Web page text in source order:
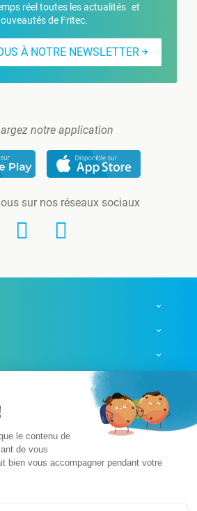
réel toutes les actualités et
de Fritec.
À NOTRE NEWSLETTER
notre application
sur nos réseaux sociaux
Mentions légales